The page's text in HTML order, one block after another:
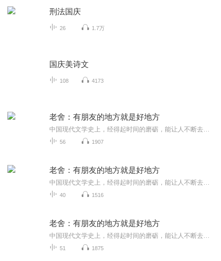
刑法国庆
26 1.7万
国庆美诗文
108 4173
老舍：有朋友的地方就是好地方
56 1907
老舍：有朋友的地方就是好地方
40 1516
老舍：有朋友的地方就是好地方
51 1875